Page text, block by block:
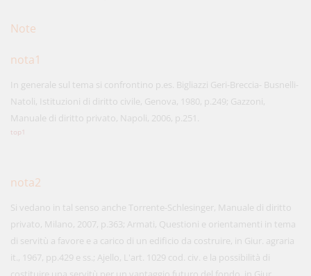
Note
nota1
In generale sul tema si confrontino p.es. Bigliazzi Geri-Breccia- Busnelli-
Natoli, Istituzioni di diritto civile, Genova, 1980, p.249; Gazzoni,
Manuale di diritto privato, Napoli, 2006, p.251.
top1
nota2
Si vedano in tal senso anche Torrente-Schlesinger, Manuale di diritto
privato, Milano, 2007, p.363; Armati, Questioni e orientamenti in tema
di servitù a favore e a carico di un edificio da costruire, in Giur. agraria
it., 1967, pp.429 e ss.; Ajello, L'art. 1029 cod. civ. e la possibilità di